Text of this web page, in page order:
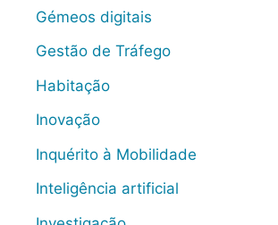
Gémeos digitais
Gestão de Tráfego
Habitação
Inovação
Inquérito à Mobilidade
Inteligência artificial